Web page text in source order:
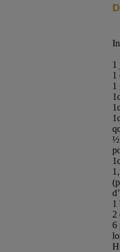
1
1
1
½
1
2
6